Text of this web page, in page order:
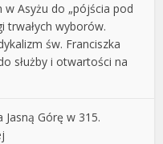
w Asyżu do „pójścia pod
trwałych wyborów.
św. Franciszka
służby i otwartości na
Górę w 315.